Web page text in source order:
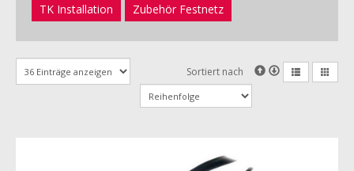
TK Installation Zubehör Festnetz
Sortiert nach